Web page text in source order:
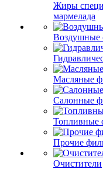
Жиры
мармелада
Воздушные
Масляные
Салонные
Топливные
Прочие
Очистители